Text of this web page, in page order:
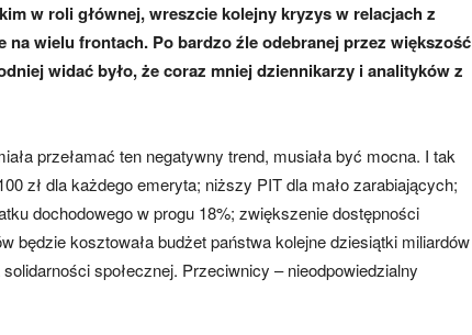
w roli głównej, wreszcie kolejny kryzys w relacjach z
na wielu frontach. Po bardzo źle odebranej przez większość
widać było, że coraz mniej dziennikarzy i analityków z
przełamać ten negatywny trend, musiała być mocna. I tak
zł dla każdego emeryta; niższy PIT dla mało zarabiających;
dochodowego w progu 18%; zwiększenie dostępności
będzie kosztowała budżet państwa kolejne dziesiątki miliardów
społecznej. Przeciwnicy – nieodpowiedzialny